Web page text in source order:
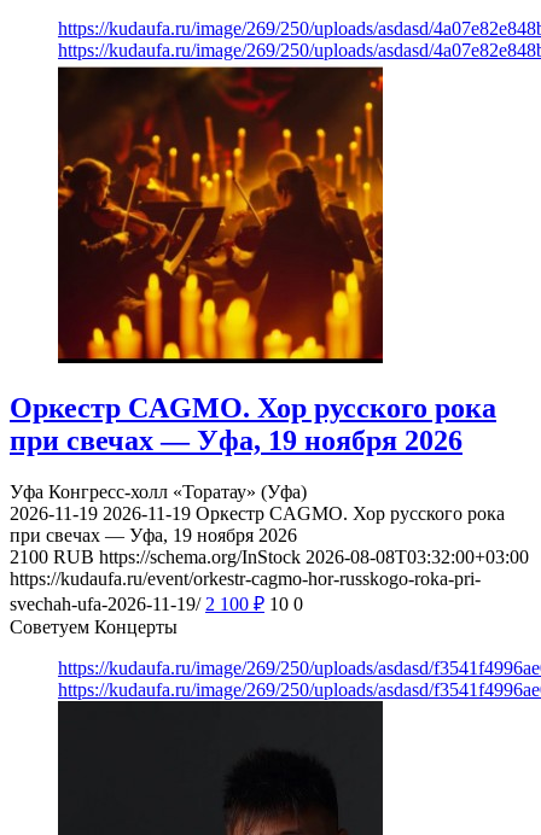
https://kudaufa.ru/image/269/250/uploads/asdasd/
https://kudaufa.ru/image/269/250/uploads/asdasd/
Оркестр CAGMO. Хор русского рока
при свечах — Уфа, 19 ноября 2026
Уфа Конгресс-холл «Торатау» (Уфа)
2026-11-19 2026-11-19 Оркестр CAGMO. Хор русского рока
при свечах — Уфа, 19 ноября 2026
2100 RUB https://schema.org/InStock 2026-08-08T03:32:00+03:00
https://kudaufa.ru/event/orkestr-cagmo-hor-russkogo-roka-pri-
svechah-ufa-2026-11-19/ 2 100 ₽ 10 0
Советуем Концерты
https://kudaufa.ru/image/269/250/uploads/asdasd/
https://kudaufa.ru/image/269/250/uploads/asdasd/